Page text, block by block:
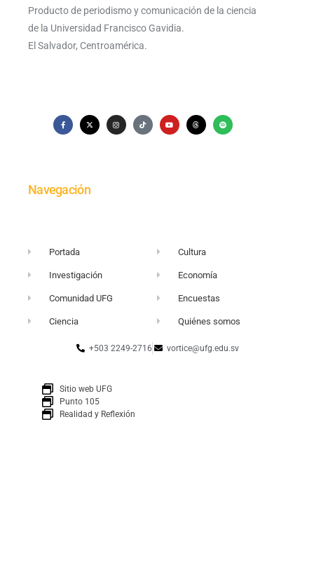
Producto de periodismo y comunicación de la ciencia
de la Universidad Francisco Gavidia.
El Salvador, Centroamérica.
Navegación
Portada
Investigación
Comunidad UFG
Ciencia
Cultura
Economía
Encuestas
Quiénes somos
+503 2249-2716 vortice@ufg.edu.sv
Sitio web UFG
Punto 105
Realidad y Reflexión